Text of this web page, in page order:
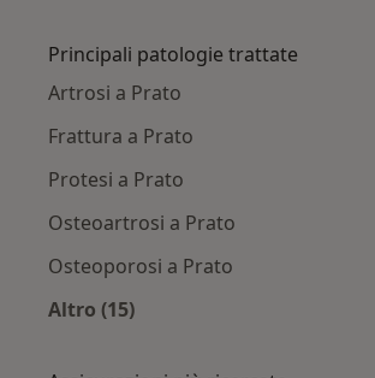
Principali patologie trattate
Artrosi a Prato
Frattura a Prato
Protesi a Prato
Osteoartrosi a Prato
Osteoporosi a Prato
Altro (15)